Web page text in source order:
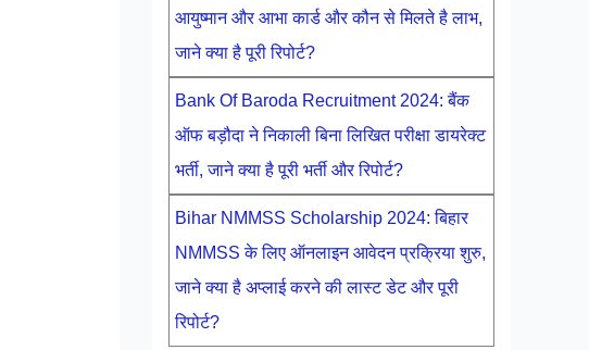
आयुष्मान और आभा कार्ड और कौन से मिलते है लाभ,
जाने क्या है पूरी रिपोर्ट?
Bank Of Baroda Recruitment 2024: बैंक
ऑफ बड़ौदा ने निकाली बिना लिखित परीक्षा डायरेक्ट
भर्ती, जाने क्या है पूरी भर्ती और रिपोर्ट?
Bihar NMMSS Scholarship 2024: बिहार
NMMSS के लिए ऑनलाइन आवेदन प्रक्रिया शुरु,
जाने क्या है अप्लाई करने की लास्ट डेट और पूरी
रिपोर्ट?